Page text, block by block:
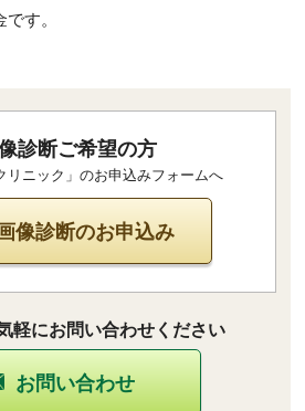
す。
診断ご希望の方
リニック」のお申込みフォームへ
像診断のお申込み
軽にお問い合わせください
お問い合わせ